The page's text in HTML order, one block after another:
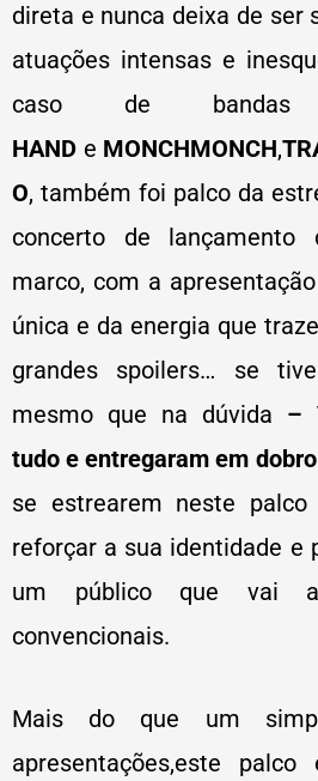
direta e nunca deixa de ser
atuações intensas e
caso de
HAND e MONCHMONCH,
O, também foi palco da
concerto de
marco, com a
única e da energia que
grandes spoilers… se
mesmo que na dúvida –
tudo e entregaram em
se estrearem neste
reforçar a sua identidade e
um público que vai
convencionais.
Mais do que um
apresentações,este